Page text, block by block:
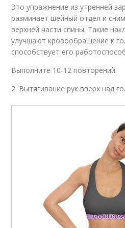
Это упражнение из утренней
разминает шейный отдел и
верхней части спины. Такие
улучшают кровообращение к
способствует его
Выполните 10-12 повторений.
2. Вытягивание рук вверх над